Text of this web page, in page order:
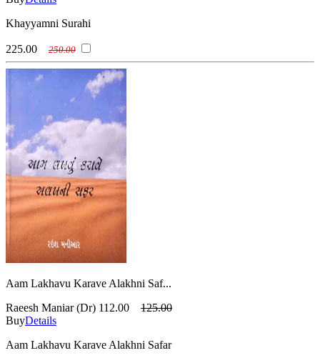
Khayyamni Surahi
225.00 250.00
Aam Lakhavu Karave Alakhni Saf...
Raeesh Maniar (Dr) 112.00
125.00
BuyDetails
Aam Lakhavu Karave Alakhni Safar